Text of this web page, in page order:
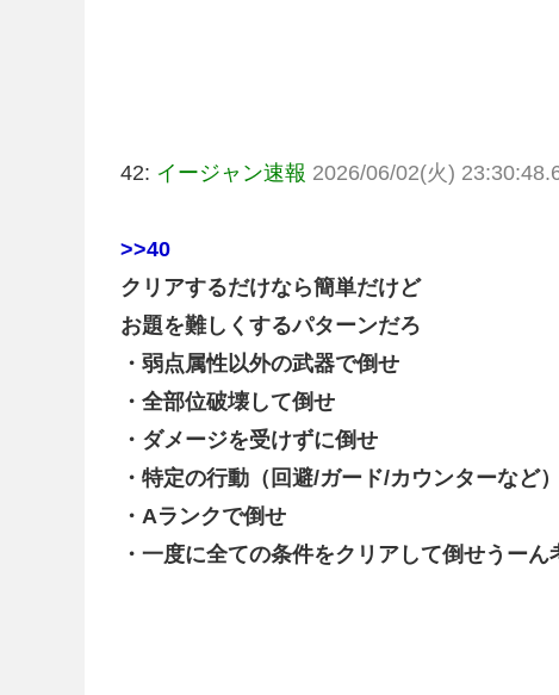
42: イージャン速報 2026/06/02(火)
>>40
クリアするだけなら簡単だけど
お題を難しくするパターンだろ
・弱点属性以外の武器で倒せ
・全部位破壊して倒せ
・ダメージを受けずに倒せ
・特定の行動（回避/ガード/カウンターなど
・Aランクで倒せ
・一度に全ての条件をクリアして倒せうー